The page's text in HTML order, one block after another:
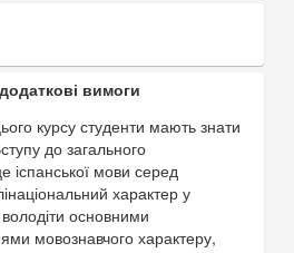
вимоги
курсу студенти мають знати
до загального
іспанської мови серед
характер у
володіти основними
мовознавчого характеру,